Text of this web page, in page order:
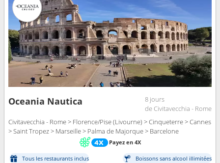
Oceania Nautica
8 jours
de Civitavecchia - Rome
Civitavecchia - Rome > Florence/Pise (Livourne) > Cinqueterre > Cannes
> Saint Tropez > Marseille > Palma de Majorque > Barcelone
Payez en 4X
Tous les restaurants inclus
Boissons sans alcool illimitées